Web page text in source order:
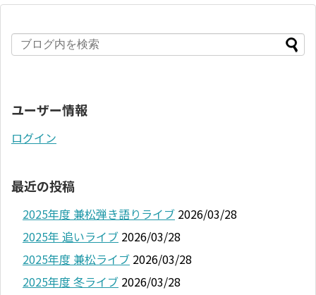
ユーザー情報
ログイン
最近の投稿
2025年度 兼松弾き語りライブ 2026/03/28
2025年 追いライブ 2026/03/28
2025年度 兼松ライブ 2026/03/28
2025年度 冬ライブ 2026/03/28